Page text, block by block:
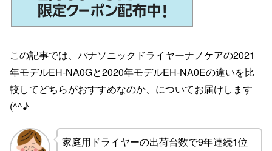
この記事では、パナソニックドライヤーナノケアの2021
年モデルEH-NA0Gと2020年モデルEH-NA0Eの違いを比
較してどちらがおすすめなのか、についてお届けします
(^^♪
家庭用ドライヤーの出荷台数で9年連続1位